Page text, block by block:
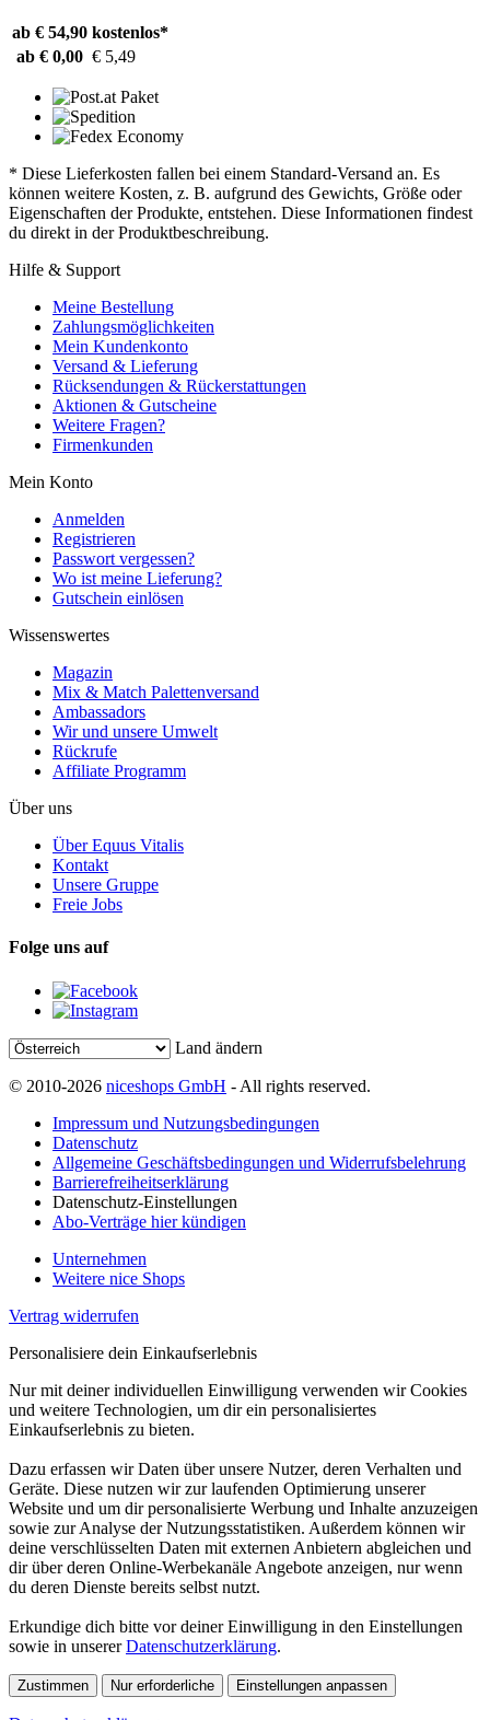
ab € 54,90 kostenlos*
ab € 0,00 € 5,49
* Diese Lieferkosten fallen bei einem Standard-Versand an. Es
können weitere Kosten, z. B. aufgrund des Gewichts, Größe oder
Eigenschaften der Produkte, entstehen. Diese Informationen findest
du direkt in der Produktbeschreibung.
Hilfe & Support
Meine Bestellung
Zahlungsmöglichkeiten
Mein Kundenkonto
Versand & Lieferung
Rücksendungen & Rückerstattungen
Aktionen & Gutscheine
Weitere Fragen?
Firmenkunden
Mein Konto
Anmelden
Registrieren
Passwort vergessen?
Wo ist meine Lieferung?
Gutschein einlösen
Wissenswertes
Magazin
Mix & Match Palettenversand
Ambassadors
Wir und unsere Umwelt
Rückrufe
Affiliate Programm
Über uns
Über Equus Vitalis
Kontakt
Unsere Gruppe
Freie Jobs
Folge uns auf
Land ändern
© 2010-2026 niceshops GmbH - All rights reserved.
Impressum und Nutzungsbedingungen
Datenschutz
Allgemeine Geschäftsbedingungen und Widerrufsbelehrung
Barrierefreiheitserklärung
Datenschutz-Einstellungen
Abo-Verträge hier kündigen
Unternehmen
Weitere nice Shops
Vertrag widerrufen
Personalisiere dein Einkaufserlebnis
Nur mit deiner individuellen Einwilligung verwenden wir Cookies
und weitere Technologien, um dir ein personalisiertes
Einkaufserlebnis zu bieten.
Dazu erfassen wir Daten über unsere Nutzer, deren Verhalten und
Geräte. Diese nutzen wir zur laufenden Optimierung unserer
Website und um dir personalisierte Werbung und Inhalte anzuzeigen
sowie zur Analyse der Nutzungsstatistiken. Außerdem können wir
deine verschlüsselten Daten mit externen Anbietern abgleichen und
dir über deren Online-Werbekanäle Angebote anzeigen, nur wenn
du deren Dienste bereits selbst nutzt.
Erkundige dich bitte vor deiner Einwilligung in den Einstellungen
sowie in unsererDatenschutzerklärung.
Zustimmen Nur erforderliche Einstellungen anpassen